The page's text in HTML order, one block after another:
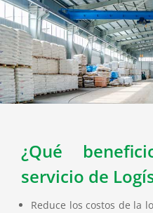
¿Qué
servicio de
Reduce los costos de la